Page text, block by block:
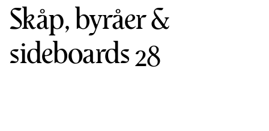
Skåp, byråer &
sideboards28